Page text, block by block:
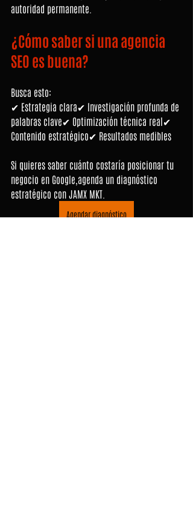
autoridad permanente.
¿Cómo saber si una agencia
SEO es buena?
Busca esto:
✔ Estrategia clara✔ Investigación profunda de
palabras clave✔ Optimización técnica real✔
Contenido estratégico✔ Resultados medibles
Si quieres saber cuánto costaría posicionar tu
negocio en Google,agenda un diagnóstico
estratégico con JAMX MKT.
Agendar diagnóstico